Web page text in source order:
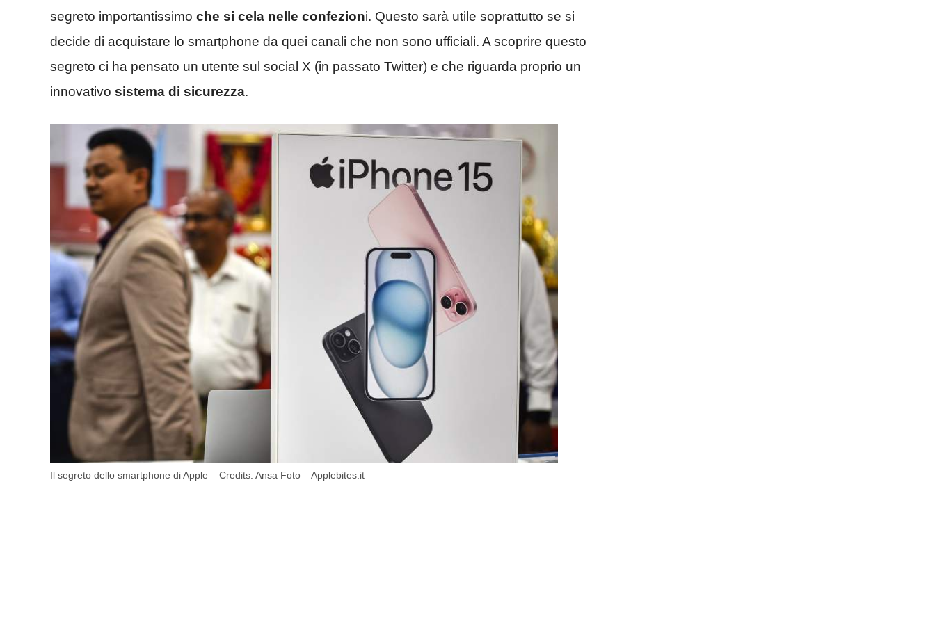
segreto importantissimo che si cela nelle confezioni. Questo sarà utile soprattutto se si
decide di acquistare lo smartphone da quei canali che non sono ufficiali. A scoprire questo
segreto ci ha pensato un utente sul social X (in passato Twitter) e che riguarda proprio un
innovativo sistema di sicurezza.
Il segreto dello smartphone di Apple – Credits: Ansa Foto – Applebites.it